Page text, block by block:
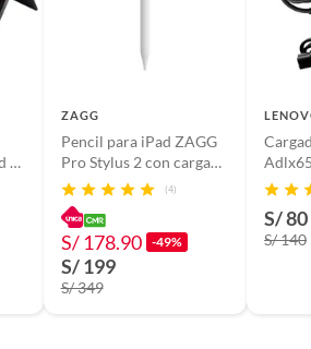
funda con teclado
con touchpad, funda para X620
Samsung tablet, teclado portátil, HY-
y
ZAGG
Pencil para iPad ZAGG
Pro Stylus 2 con carga
Inalámbrica Blanco
(4)
S/ 178.90 -49%
S/ 199
S/ 349
C
S/ 80
S/ 140